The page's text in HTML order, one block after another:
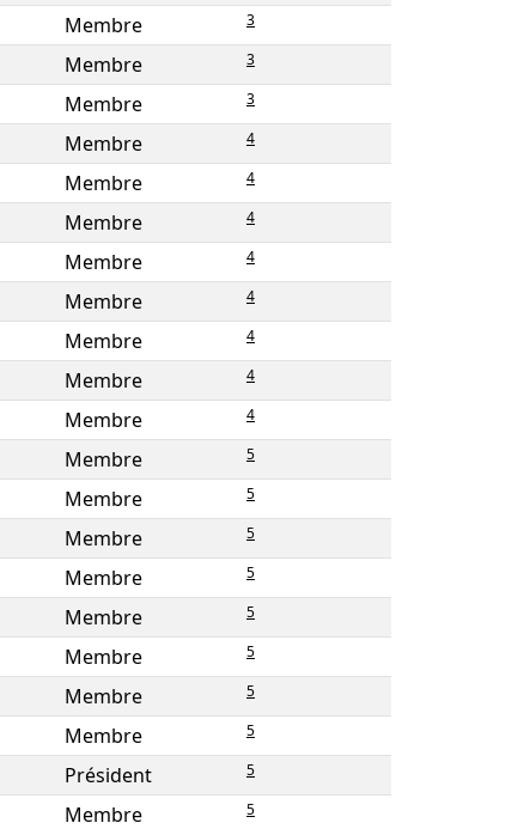
Membre 3
Membre 3
Membre 3
Membre 4
Membre 4
Membre 4
Membre 4
Membre 4
Membre 4
Membre 4
Membre 4
Membre 5
Membre 5
Membre 5
Membre 5
Membre 5
Membre 5
Membre 5
Membre 5
Président 5
Membre 5